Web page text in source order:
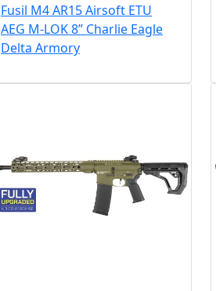
Fusil M4 AR15 Airsoft ETU
AEG M-LOK 8” Charlie Eagle
Delta Armory